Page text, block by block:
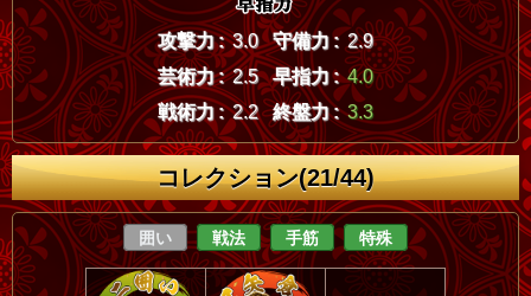
攻撃力 : 3.0 守備力 : 2.9
芸術力 : 2.5 早指力 : 4.0
戦術力 : 2.2 終盤力 : 3.3
コレクション(21/44)
囲い 戦法 手筋 特殊